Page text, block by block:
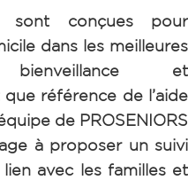
sont conçues pour
dans les meilleures
et
que référence de l’aide
de PROSENIORS
à proposer un suivi
avec les familles et